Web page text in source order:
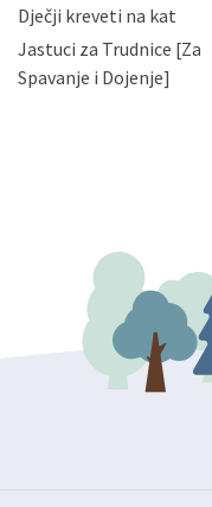
zatražiti
podataka.
gore navedenu
Dječji kreveti na kat
Jastuci za Trudnice [Za
Spavanje i Dojenje]